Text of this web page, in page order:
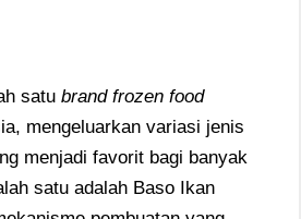
satu brand frozen food
mengeluarkan variasi jenis
menjadi favorit bagi banyak
satu adalah Baso Ikan